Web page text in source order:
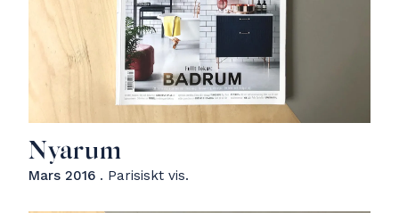
Nyarum
Mars 2016 . Parisiskt vis.